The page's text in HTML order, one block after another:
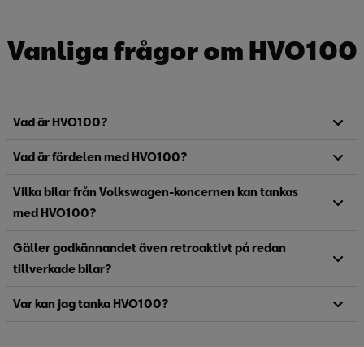
Vanliga frågor om HVO100
Vad är HVO100?
Vad är fördelen med HVO100?
Vilka bilar från Volkswagen-koncernen kan tankas
med HVO100?
Gäller godkännandet även retroaktivt på redan
tillverkade bilar?
Var kan jag tanka HVO100?